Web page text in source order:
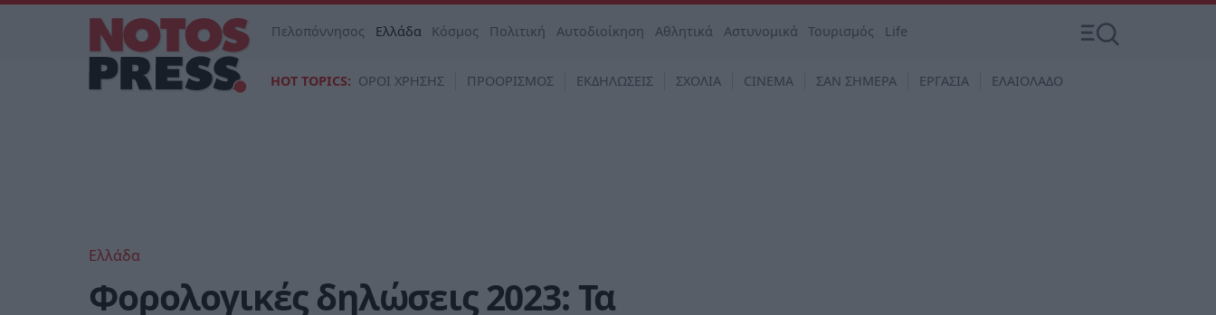
Πελοπόννησος Ελλάδα Κόσμος Πολιτική Αυτοδιοίκηση Αθλητικά Αστυνομικά Τουρισμός Life
HOT TOPICS: ΟΡΟΙ ΧΡΗΣΗΣ ΠΡΟΟΡΙΣΜΟΣ ΕΚΔΗΛΩΣΕΙΣ ΣΧΟΛΙΑ CINEMA ΣΑΝ ΣΗΜΕΡΑ ΕΡΓΑΣΙΑ ΕΛΑΙΟΛΑΔΟ
Ελλάδα
Φορολογικές δηλώσεις 2023: Τα